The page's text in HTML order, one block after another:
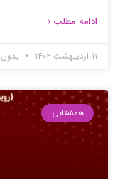
ادامه مطلب »
۱۱ اردیبهشت ۱۴۰۲ بدون
همشتابی